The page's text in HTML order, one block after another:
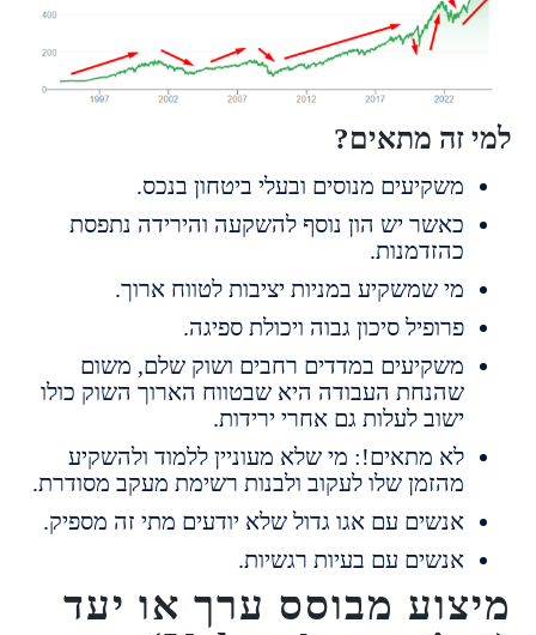
מתאים?
משקיעים מנוסים ובעלי ביטחון בנכס.
כאשר יש הון נוסף להשקעה והירידה נתפסת
כהזדמנות.
מי שמשקיע במניות יציבות לטווח ארוך.
פרופיל סיכון גבוה ויכולת ספיגה.
משקיעים במדדים רחבים ושוק שלם, משום
שהנחת העבודה היא שבטווח הארוך השוק כולו
ישוב לעלות גם אחרי ירידות.
לא מתאים!: מי שלא מעוניין ללמוד ולהשקיע
מהזמן שלו לעקוב ולבנות רשימת מעקב מסודרת.
אנשים עם אגו גדול שלא יודעים מתי זה מספיק.
אנשים עם בעיות רגשיות.
מבוסס ערך או יעד